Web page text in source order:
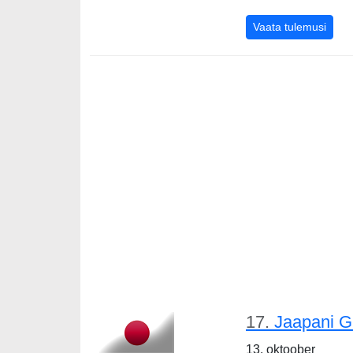
Vaata tulemusi
17. Jaapani
13. oktoober